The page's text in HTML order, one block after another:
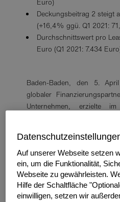
Euro)
Deckungsbeitrag 2 steigt
(+16,4% ggü. Q1 2021:
Durchschnittswert pro
Euro (Q1 2021: 7.434
Baden-Baden, den 5.
globaler
Unternehmen, erzielte
Vorjahresquartal entspricht
Damit setzte sich der
dieses Jahres fort. Im
Neugeschäft um 22,1%
Vorjahresquartal gewachsen.
Auf unserer Webseite setzen
ein, um die Funktionalität,
Webseite zu gewährleisten.
Hilfe der Schaltfläche
einwilligen, setzen wir